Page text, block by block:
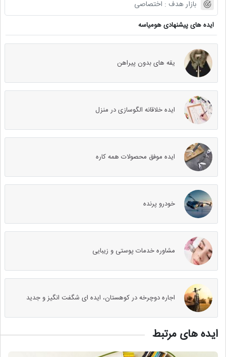
بازار هدف : اختصاصی
ایده های پیشنهادی هومیاسه
یقه های بدون پیراهن
ایده خلاقانه الگوسازی در منزل
ایده موفق محصولات همه کاره
خودرو پرنده
مشاوره خدمات پوستی و زیبایی
اجاره دوچرخه در کوهستان، ایده ای شگفت انگیز و جدید
ایده های مرتبط